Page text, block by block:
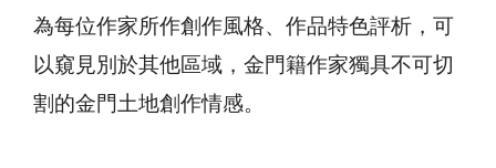
為每位作家所作創作風格、作品特色評析，可
以窺見別於其他區域，金門籍作家獨具不可切
割的金門土地創作情感。